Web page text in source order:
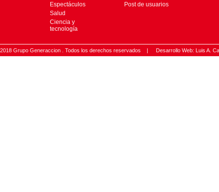
Espectáculos
Salud
Ciencia y
tecnología
Post de usuarios
2018 Grupo Generaccion . Todos los derechos reservados | Desarrollo Web: Luis